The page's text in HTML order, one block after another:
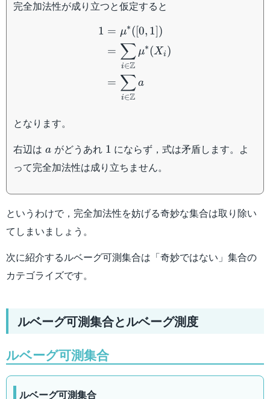
完全加法性が成り立つと仮定すると
1 = μ∗([0, 1])
=
i∈Z
∑ μ∗(Xi )
=
i∈Z
∑a
となります。
右辺は a
a がどうあれ 1
1 にならず，式は矛盾します。よ
って完全加法性は成り立ちません。
というわけで，完全加法性を妨げる奇妙な集合は取り除い
てしまいましょう。
次に紹介するルベーグ可測集合は「奇妙ではない」集合の
カテゴライズです。
ルベーグ可測集合とルベーグ測度
ルベーグ可測集合
ルベーグ可測集合